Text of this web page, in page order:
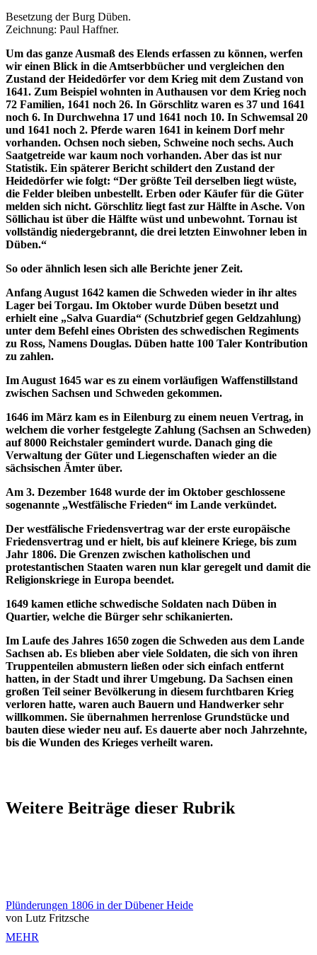
Besetzung der Burg Düben.
Zeichnung: Paul Haffner.
Um das ganze Ausmaß des Elends erfassen zu können, werfen
wir einen Blick in die Amtserbbücher und vergleichen den
Zustand der Heidedörfer vor dem Krieg mit dem Zustand von
1641. Zum Beispiel wohnten in Authausen vor dem Krieg noch
72 Familien, 1641 noch 26. In Görschlitz waren es 37 und 1641
noch 6. In Durchwehna 17 und 1641 noch 10. In Schwemsal 20
und 1641 noch 2. Pferde waren 1641 in keinem Dorf mehr
vorhanden. Ochsen noch sieben, Schweine noch sechs. Auch
Saatgetreide war kaum noch vorhanden. Aber das ist nur
Statistik. Ein späterer Bericht schildert den Zustand der
Heidedörfer wie folgt: “Der größte Teil derselben liegt wüste,
die Felder bleiben unbestellt. Erben oder Käufer für die Güter
melden sich nicht. Görschlitz liegt fast zur Hälfte in Asche. Von
Söllichau ist über die Hälfte wüst und unbewohnt. Tornau ist
vollständig niedergebrannt, die drei letzten Einwohner leben in
Düben.“
So oder ähnlich lesen sich alle Berichte jener Zeit.
Anfang August 1642 kamen die Schweden wieder in ihr altes
Lager bei Torgau. Im Oktober wurde Düben besetzt und
erhielt eine „Salva Guardia“ (Schutzbrief gegen Geldzahlung)
unter dem Befehl eines Obristen des schwedischen Regiments
zu Ross, Namens Douglas. Düben hatte 100 Taler Kontribution
zu zahlen.
Im August 1645 war es zu einem vorläufigen Waffenstillstand
zwischen Sachsen und Schweden gekommen.
1646 im März kam es in Eilenburg zu einem neuen Vertrag, in
welchem die vorher festgelegte Zahlung (Sachsen an Schweden)
auf 8000 Reichstaler gemindert wurde. Danach ging die
Verwaltung der Güter und Liegenschaften wieder an die
sächsischen Ämter über.
Am 3. Dezember 1648 wurde der im Oktober geschlossene
sogenannte „Westfälische Frieden“ im Lande verkündet.
Der westfälische Friedensvertrag war der erste europäische
Friedensvertrag und er hielt, bis auf kleinere Kriege, bis zum
Jahr 1806. Die Grenzen zwischen katholischen und
protestantischen Staaten waren nun klar geregelt und damit die
Religionskriege in Europa beendet.
1649 kamen etliche schwedische Soldaten nach Düben in
Quartier, welche die Bürger sehr schikanierten.
Im Laufe des Jahres 1650 zogen die Schweden aus dem Lande
Sachsen ab. Es blieben aber viele Soldaten, die sich von ihren
Truppenteilen abmustern ließen oder sich einfach entfernt
hatten, in der Stadt und ihrer Umgebung. Da Sachsen einen
großen Teil seiner Bevölkerung in diesem furchtbaren Krieg
verloren hatte, waren auch Bauern und Handwerker sehr
willkommen. Sie übernahmen herrenlose Grundstücke und
bauten diese wieder neu auf. Es dauerte aber noch Jahrzehnte,
bis die Wunden des Krieges verheilt waren.
Weitere Beiträge dieser Rubrik
Plünderungen 1806 in der Dübener Heide
von Lutz Fritzsche
MEHR